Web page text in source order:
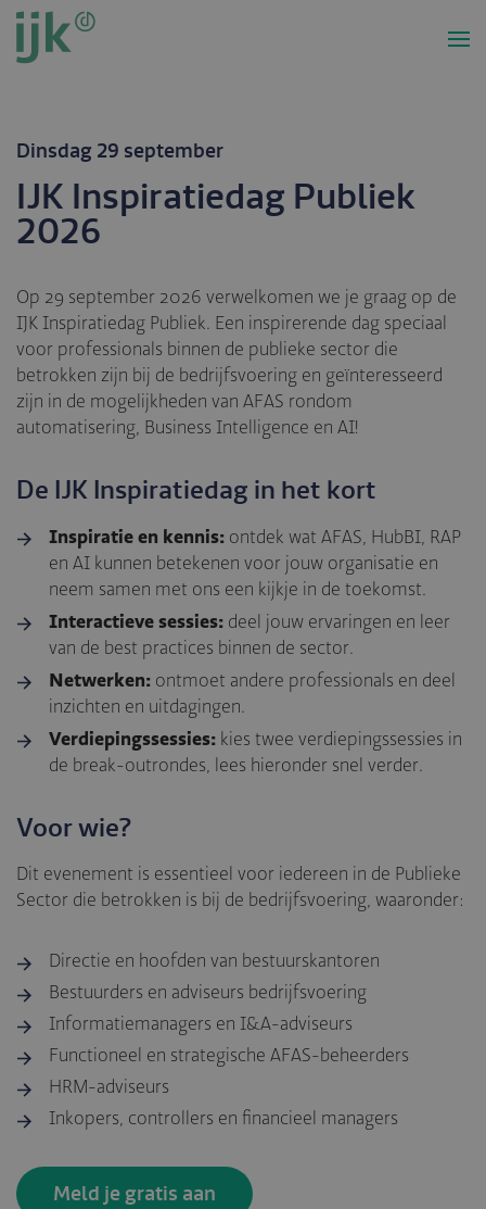
Overslaan
naar
gaan
Dinsdag 29 september
IJK Inspiratiedag Publiek
2026
Op 29 september 2026 verwelkomen we je graag op de
IJK Inspiratiedag Publiek. Een inspirerende dag speciaal
voor professionals binnen de publieke sector die
betrokken zijn bij de bedrijfsvoering en geïnteresseerd
zijn in de mogelijkheden van AFAS rondom
automatisering, Business Intelligence en AI!
De IJK Inspiratiedag in het kort
Inspiratie en kennis: ontdek wat AFAS, HubBI, RAP
en AI kunnen betekenen voor jouw organisatie en
neem samen met ons een kijkje in de toekomst.
Interactieve sessies: deel jouw ervaringen en leer
van de best practices binnen de sector.
Netwerken: ontmoet andere professionals en deel
inzichten en uitdagingen.
Verdiepingssessies: kies twee verdiepingssessies in
de break-outrondes, lees hieronder snel verder.
Voor wie?
Dit evenement is essentieel voor iedereen in de Publieke
Sector die betrokken is bij de bedrijfsvoering, waaronder:
Directie en hoofden van bestuurskantoren
Bestuurders en adviseurs bedrijfsvoering
Informatiemanagers en I&A-adviseurs
Functioneel en strategische AFAS-beheerders
HRM-adviseurs
Inkopers, controllers en financieel managers
Meld je gratis aan